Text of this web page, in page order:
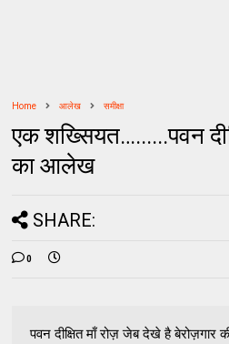
Home आलेख समीक्षा
एक शख्सियत…......पवन
का आलेख
SHARE:
0
पवन दीक्षित माँ रोज़ जेब देखे है